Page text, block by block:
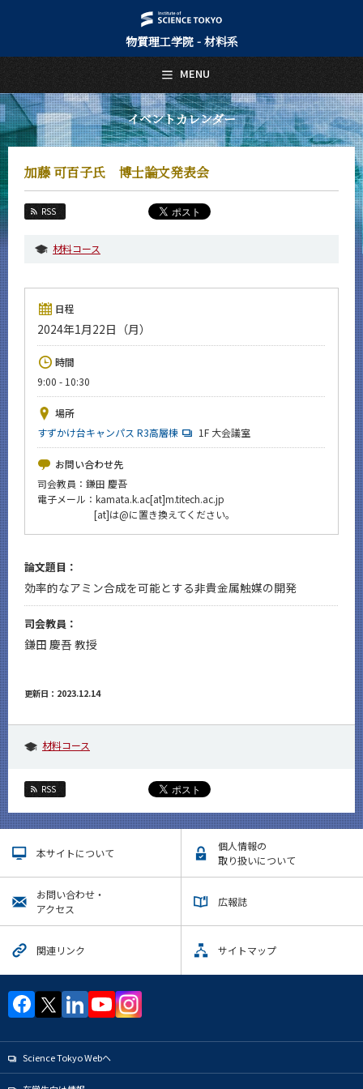
物質理工学院 - 材料系
イベントカレンダー
加藤 可百子氏 博士論文発表会
RSS
材料コース
日程
2024年1月22日（月）
時間
9:00 - 10:30
場所
すずかけ台キャンパス R3高層棟
1F 大会議室
お問い合わせ先
司会教員：鎌田 慶吾
電子メール：kamata.k.ac[at]m.titech.ac.jp
[at]は@に置き換えてください。
論文題目：
効率的なアミン合成を可能とする非貴金属触媒の開発
司会教員：
鎌田 慶吾 教授
更新日：2023.12.14
材料コース
RSS
本サイトについて
個人情報の
取り扱いについて
お問い合わせ・
アクセス
広報誌
関連リンク サイトマップ
Science Tokyo Webヘ
MENU
日本語 English
トップページ
Top Page
材料系について
About Us
教育
Education
入学案内
Admissions
材料系 News
イベントカレンダー
Event Calendar
今後のイベント
今後の課程別イベント
年別アーカイブ
サイト構成